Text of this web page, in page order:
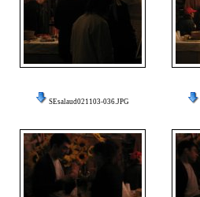
SEsalaud021103-036.JPG